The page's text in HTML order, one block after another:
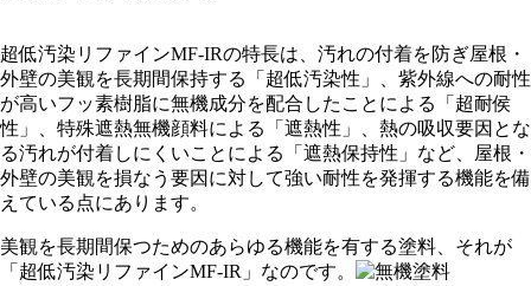
超低汚染リファインMF-IRの特長は、汚れの付着を防ぎ屋根・
外壁の美観を長期間保持する「超低汚染性」、紫外線への耐性
が高いフッ素樹脂に無機成分を配合したことによる「超耐侯
性」、特殊遮熱無機顔料による「遮熱性」、熱の吸収要因とな
る汚れが付着しにくいことによる「遮熱保持性」など、屋根・
外壁の美観を損なう要因に対して強い耐性を発揮する機能を備
えている点にあります。
美観を長期間保つためのあらゆる機能を有する塗料、それが
「超低汚染リファインMF-IR 」なのです。